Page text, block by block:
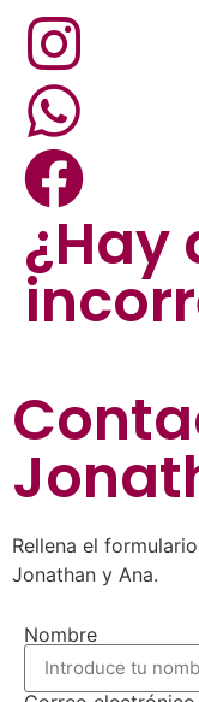
¿Hay
Rellena el
Jonathan y Ana.
Nombre